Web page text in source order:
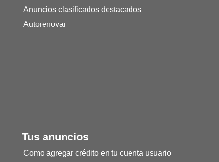
Anuncios clasificados destacados
Autorenovar
Tus anuncios
Como agregar crédito en tu cuenta usuario